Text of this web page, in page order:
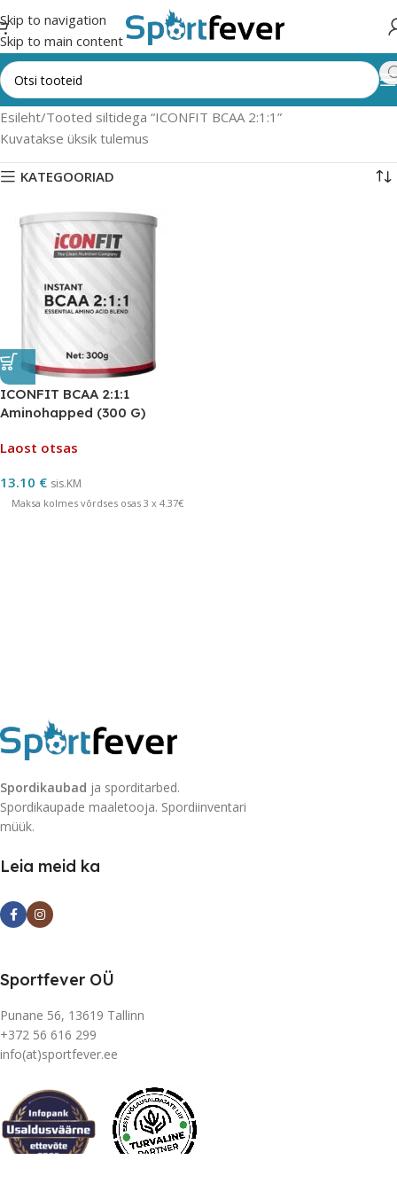
Skip to navigation
Skip to main content
Esileht Tooted siltidega “ICONFIT BCAA 2:1:1”
Kuvatakse üksik tulemus
KATEGOORIAD
ICONFIT BCAA 2:1:1
Aminohapped (300 G)
Laost otsas
13.10 € sis.KM
Maksa kolmes võrdses osas 3 x 4.37€
Spordikaubad ja sporditarbed.
Spordikaupade maaletooja. Spordiinventari
müük.
Leia meid ka
Sportfever OÜ
Punane 56, 13619 Tallinn
+372 56 616 299
info(at)sportfever.ee